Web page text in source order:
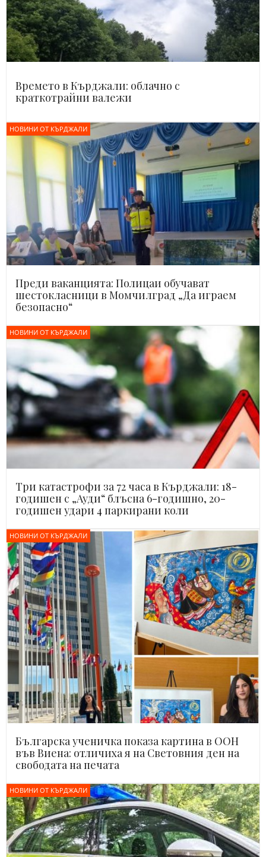
Времето в Кърджали: облачно с
краткотрайни валежи
НОВИНИ ОТ КЪРДЖАЛИ
Преди ваканцията: Полицаи обучават
шестокласници в Момчилград „Да играем
безопасно“
НОВИНИ ОТ КЪРДЖАЛИ
Три катастрофи за 72 часа в Кърджали: 18-
годишен с „Ауди“ блъсна 6-годишно, 20-
годишен удари 4 паркирани коли
НОВИНИ ОТ КЪРДЖАЛИ
Българска ученичка показа картина в ООН
във Виена: отличиха я на Световния ден на
свободата на печата
НОВИНИ ОТ КЪРДЖАЛИ